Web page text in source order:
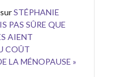
surSTÉPHANIE
PAS SÛRE QUE
AIENT
COÛT
LA MÉNOPAUSE »